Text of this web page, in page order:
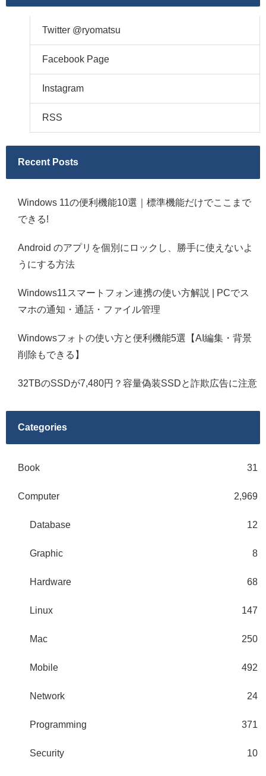
Twitter @ryomatsu
Facebook Page
Instagram
RSS
Recent Posts
Windows 11の便利機能10選｜標準機能だけでここまで
できる!
Android のアプリを個別にロックし、勝手に使えないよ
うにする方法
Windows11スマートフォン連携の使い方解説 | PCでス
マホの通知・通話・ファイル管理
Windowsフォトの使い方と便利機能5選【AI編集・背景
削除もできる】
32TBのSSDが7,480円？容量偽装SSDと詐欺広告に注意
Categories
Book 31
Computer 2,969
Database 12
Graphic 8
Hardware 68
Linux 147
Mac 250
Mobile 492
Network 24
Programming 371
Security 10